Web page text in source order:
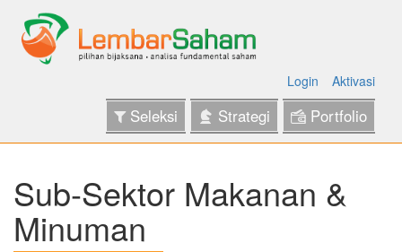
Login Aktivasi
Seleksi Strategi Portfolio
Sub-Sektor Makanan &
Minuman